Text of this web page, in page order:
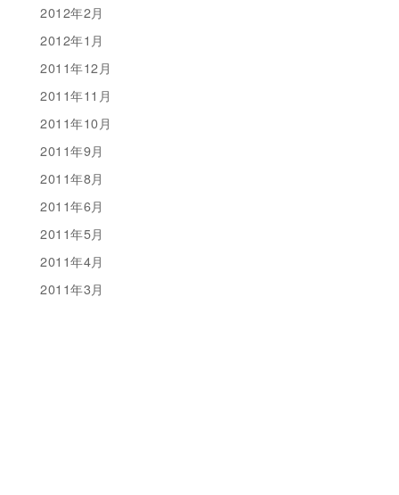
2012年2月
2012年1月
2011年12月
2011年11月
2011年10月
2011年9月
2011年8月
2011年6月
2011年5月
2011年4月
2011年3月